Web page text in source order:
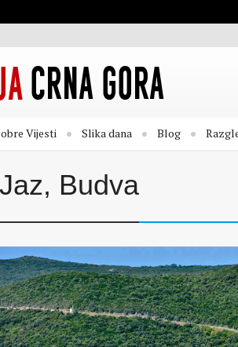
Vijesti Slika dana Blog
Budva